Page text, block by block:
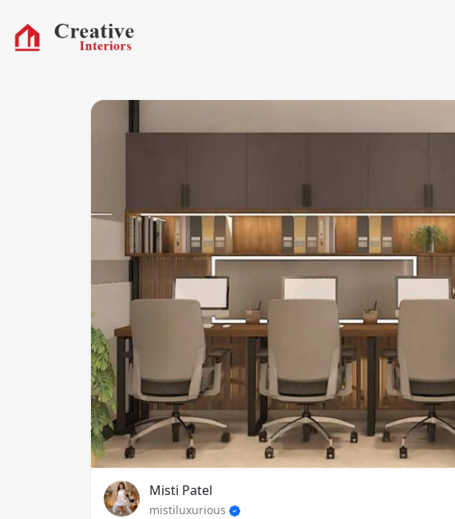
Misti Patel
mistiluxurious